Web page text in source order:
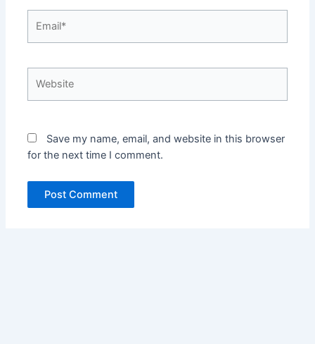
Save my name, email, and website in this browser
for the next time I comment.